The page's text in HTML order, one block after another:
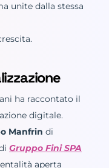
unite dalla stessa
ha raccontato il
digitale.
Manfrin di
Gruppo Fini SPA
aperta